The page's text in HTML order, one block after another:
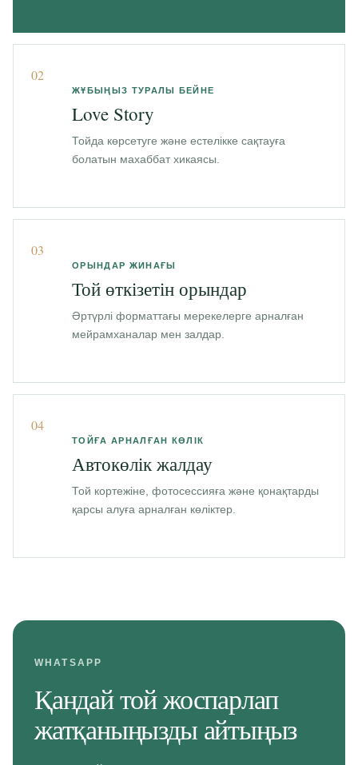
02
ЖҰБЫҢЫЗ ТУРАЛЫ БЕЙНЕ
Love Story
Тойда көрсетуге және естелікке сақтауға
болатын махаббат хикаясы.
03
ОРЫНДАР ЖИНАҒЫ
Той өткізетін орындар
Әртүрлі форматтағы мерекелерге арналған
мейрамханалар мен залдар.
04
ТОЙҒА АРНАЛҒАН КӨЛІК
Автокөлік жалдау
Той кортежіне, фотосессияға және қонақтарды
қарсы алуға арналған көліктер.
WHATSAPP
Қандай той жоспарлап
жатқаныңызды айтыңыз